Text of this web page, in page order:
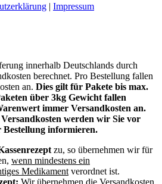
| Impressum
innerhalb Deutschlands durch
berechnet. Pro Bestellung fallen
an. Dies gilt für Pakete bis max.
über 3kg Gewicht fallen
immer Versandkosten an.
werden wir Sie vor
informieren.
zu, so übernehmen wir für
wenn mindestens ein
Medikamentverordnet ist.